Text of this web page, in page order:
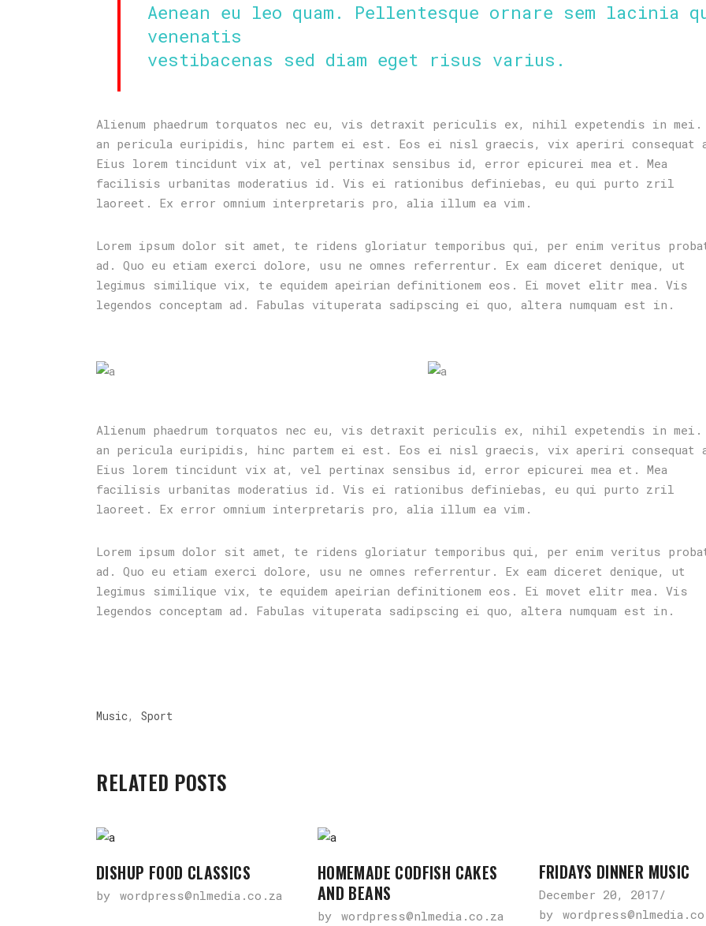
Aenean eu leo quam. Pellentesque ornare sem lacinia
venenatis
vestibacenas sed diam eget risus varius.
Alienum phaedrum torquatos nec eu, vis detraxit periculis ex, nihil expetendis in mei.
an pericula euripidis, hinc partem ei est. Eos ei nisl graecis, vix aperiri consequat
Eius lorem tincidunt vix at, vel pertinax sensibus id, error epicurei mea et. Mea
facilisis urbanitas moderatius id. Vis ei rationibus definiebas, eu qui purto zril
laoreet. Ex error omnium interpretaris pro, alia illum ea vim.
Lorem ipsum dolor sit amet, te ridens gloriatur temporibus qui, per enim veritus
ad. Quo eu etiam exerci dolore, usu ne omnes referrentur. Ex eam diceret denique, ut
legimus similique vix, te equidem apeirian definitionem eos. Ei movet elitr mea. Vis
legendos conceptam ad. Fabulas vituperata sadipscing ei quo, altera numquam est in.
Alienum phaedrum torquatos nec eu, vis detraxit periculis ex, nihil expetendis in mei.
an pericula euripidis, hinc partem ei est. Eos ei nisl graecis, vix aperiri consequat
Eius lorem tincidunt vix at, vel pertinax sensibus id, error epicurei mea et. Mea
facilisis urbanitas moderatius id. Vis ei rationibus definiebas, eu qui purto zril
laoreet. Ex error omnium interpretaris pro, alia illum ea vim.
Lorem ipsum dolor sit amet, te ridens gloriatur temporibus qui, per enim veritus
ad. Quo eu etiam exerci dolore, usu ne omnes referrentur. Ex eam diceret denique, ut
legimus similique vix, te equidem apeirian definitionem eos. Ei movet elitr mea. Vis
legendos conceptam ad. Fabulas vituperata sadipscing ei quo, altera numquam est in.
Music, Sport
RELATED POSTS
DISHUP FOOD CLASSICS
by wordpress@nlmedia.co.za
HOMEMADE CODFISH CAKES
AND BEANS
by wordpress@nlmedia.co.za
FRIDAYS DINNER MUSIC
December 20, 2017
by